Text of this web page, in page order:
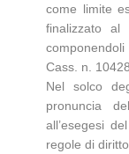
come limite
finalizzato al
Cass. n.
Nel solco
pronuncia
all’esegesi
regole di